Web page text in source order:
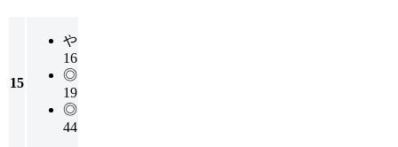
15
や
16
◎
19
◎
44